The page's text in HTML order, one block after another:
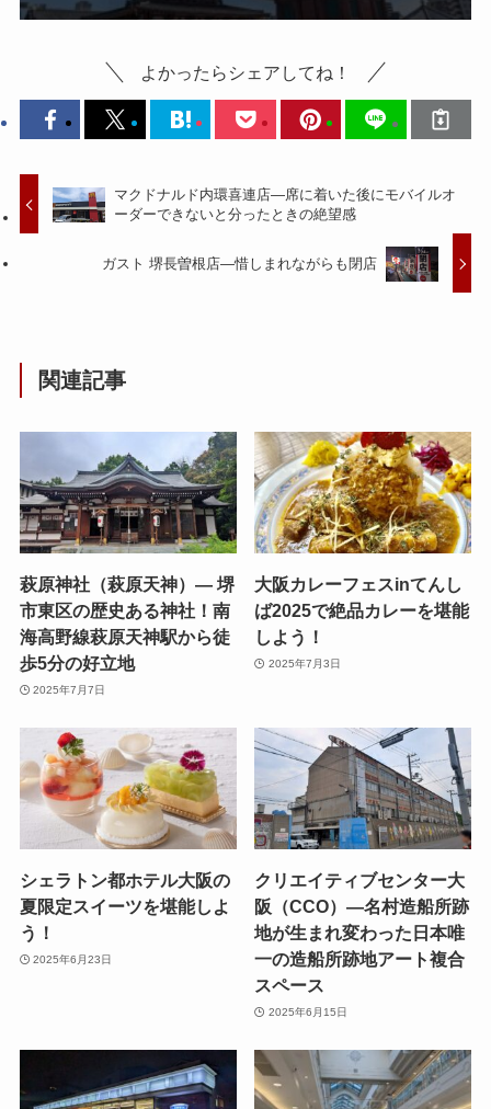
よかったらシェアしてね！
マクドナルド内環喜連店—席に着いた後にモバイルオ
ーダーできないと分ったときの絶望感
ガスト 堺長曽根店—惜しまれながらも閉店
関連記事
萩原神社（萩原天神）— 堺
市東区の歴史ある神社！南
海高野線萩原天神駅から徒
歩5分の好立地
2025年7月7日
大阪カレーフェスinてんし
ば2025で絶品カレーを堪能
しよう！
2025年7月3日
シェラトン都ホテル大阪の
夏限定スイーツを堪能しよ
う！
2025年6月23日
クリエイティブセンター大
阪（CCO）—名村造船所跡
地が生まれ変わった日本唯
一の造船所跡地アート複合
スペース
2025年6月15日